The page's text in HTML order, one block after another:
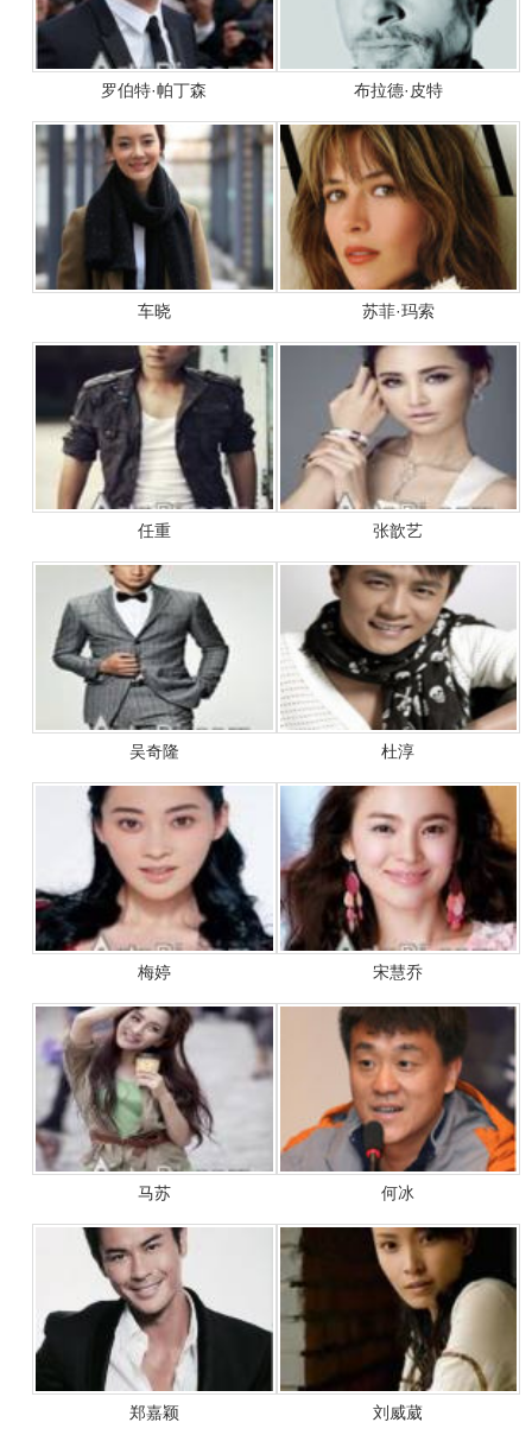
罗伯特·帕丁森 布拉德·皮特
车晓 苏菲·玛索
任重 张歆艺
吴奇隆 杜淳
梅婷 宋慧乔
马苏 何冰
郑嘉颖 刘威葳